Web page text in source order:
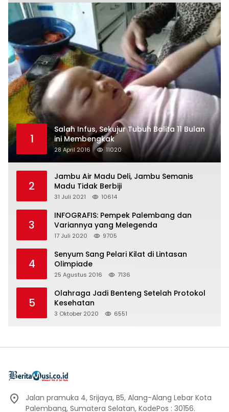
1
Salah Infus, Sekujur Tubuh Balita 11 Bulan
ini Membengkak
28 April 2016 11020
2
Jambu Air Madu Deli, Jambu Semanis
Madu Tidak Berbiji
31 Juli 2021 10614
3
INFOGRAFIS: Pempek Palembang dan
Variannya yang Melegenda
17 Juli 2020 9705
4
Senyum Sang Pelari Kilat di Lintasan
Olimpiade
25 Agustus 2016 7136
5
Olahraga Jadi Benteng Setelah Protokol
Kesehatan
3 Oktober 2020 6551
Jalan pramuka 4, Srijaya, B5, Alang-Alang Lebar Kota
Palembang, Sumatera Selatan, KodePos : 30156.